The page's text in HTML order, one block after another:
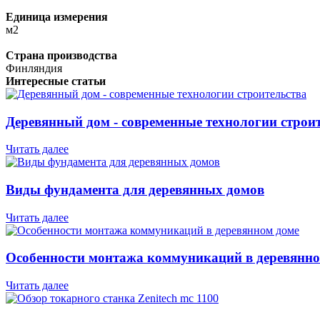
Единица измерения
м2
Страна производства
Финляндия
Интересные статьи
Деревянный дом - современные технологии
Читать далее
Виды фундамента для деревянных домов
Читать далее
Особенности монтажа коммуникаций в
Читать далее